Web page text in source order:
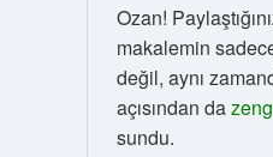
Ozan!
makalemin
değil, aynı
açısından da
sundu.